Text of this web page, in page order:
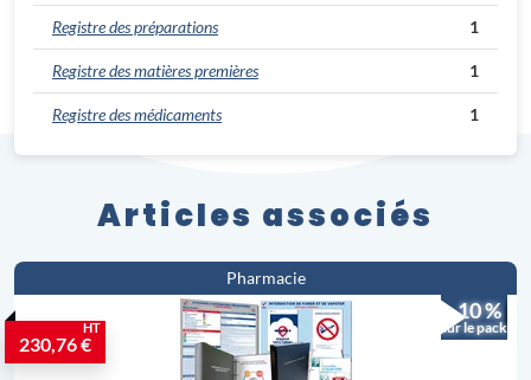
Registre des préparations 1
Registre des matières premières 1
Registre des médicaments 1
Articles associés
Pharmacie
230,76 €
HT
- 10 %
sur le pack